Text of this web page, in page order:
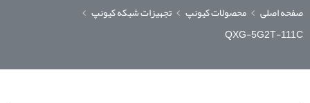
صفحه اصلی محصولات کیونپ
تجهیزات شبکه کیونپ
QXG-5G2T-111C